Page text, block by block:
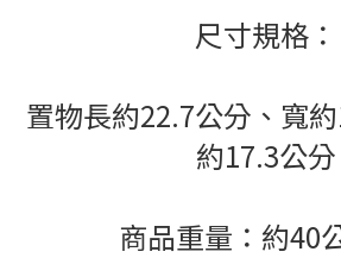
尺寸規格：
置物長約22.7公分、寬
約17.3公分
商品重量：約40